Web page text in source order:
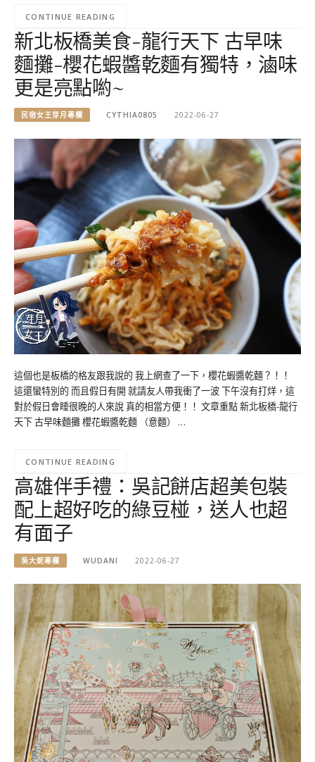
CONTINUE READING
新北板橋美食-龍行天下 古早味
麵攤-櫻花蝦醬乾麵有獨特，滷味
更是亮點喲~
民宿女王芽月專欄 CYTHIA0805 2022-06-27
這個也是板橋的格友跟我說的 我上網查了一下，櫻花蝦醬乾麵？！！
這還蠻特別的 而且假日有開 就請友人帶我衝了一波 下午沒有打烊，這
對於假日會睡很晚的人來說 真的相當方便！！ 文章重點 新北板橋-龍行
天下 古早味麵攤 櫻花蝦醬乾麵 （意麵） …
CONTINUE READING
高雄伴手禮：吳記餅店超美包裝
配上超好吃的綠豆椪，送人也超
有面子
吳大妮專欄 WUDANI 2022-06-27